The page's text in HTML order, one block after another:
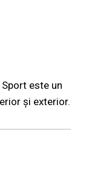
este un
și exterior.